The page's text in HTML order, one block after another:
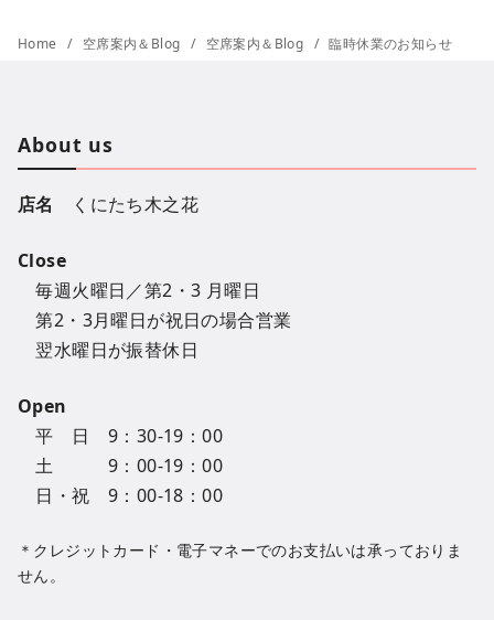
Home 空席案内＆Blog 空席案内＆Blog 臨時休業のお知らせ
About us
店名 くにたち木之花
Close
毎週火曜日／第2・3 月曜日
第2・3月曜日が祝日の場合営業
翌水曜日が振替休日
Open
平 日 9：30-19：00
土 9：00-19：00
日・祝 9：00-18：00
＊クレジットカード・電子マネーでのお支払いは承っておりま
せん。